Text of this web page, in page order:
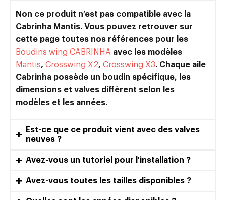
Non ce produit n’est pas compatible avec la
Cabrinha Mantis. Vous pouvez retrouver sur
cette page toutes nos références pour les
Boudins wing CABRINHA avec les modèles
Mantis, Crosswing X2, Crosswing X3. Chaque aile
Cabrinha possède un boudin spécifique, les
dimensions et valves diffèrent selon les
modèles et les années.
Est-ce que ce produit vient avec des valves
neuves ?
Avez-vous un tutoriel pour l'installation ?
Avez-vous toutes les tailles disponibles ?